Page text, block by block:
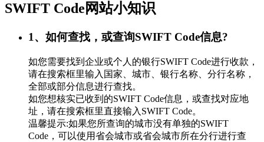
SWIFT Code网站小知识
1、如何查找，或查询SWIFT Code信息?
如您需要找到企业或个人的银行SWIFT Code进行收款，
请在搜索框里输入国家、城市、银行名称、分行名称，
全部或部分信息进行查找。
如您想核实已收到的SWIFT Code信息，或查找对应地
址，请在搜索框里直接输入SWIFT Code。
温馨提示:如果您所查询的城市没有单独的SWIFT
Code，可以使用省会城市或省会城市所在分行进行查